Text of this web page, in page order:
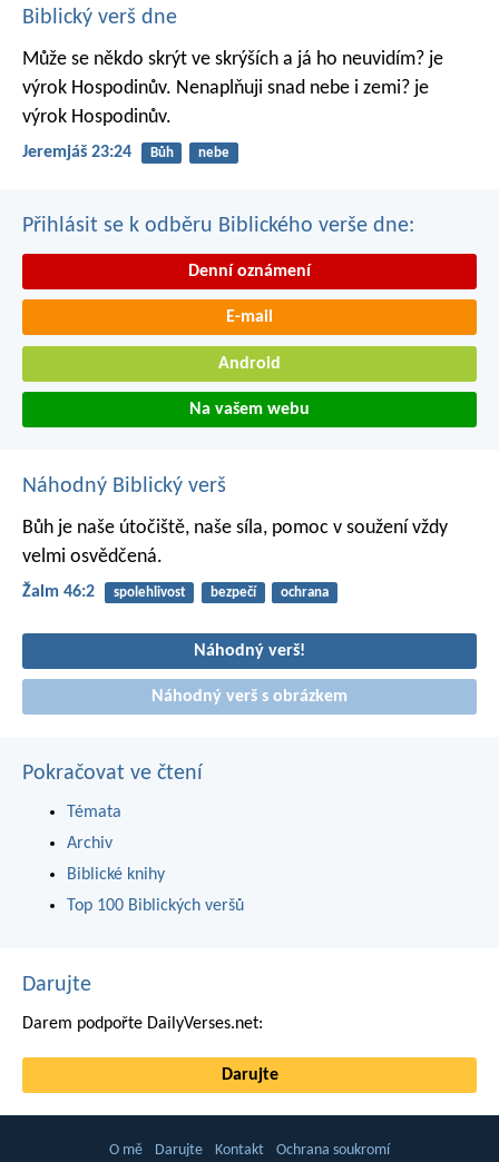
Biblický verš dne
Může se někdo skrýt ve skrýších a já ho neuvidím? je
výrok Hospodinův. Nenaplňuji snad nebe i zemi? je
výrok Hospodinův.
Jeremjáš 23:24 Bůh nebe
Přihlásit se k odběru Biblického verše dne:
Denní oznámení
E-mail
Android
Na vašem webu
Náhodný Biblický verš
Bůh je naše útočiště, naše síla, pomoc v soužení vždy
velmi osvědčená.
Žalm 46:2 spolehlivost bezpečí ochrana
Náhodný verš!
Náhodný verš s obrázkem
Pokračovat ve čtení
Témata
Archiv
Biblické knihy
Top 100 Biblických veršů
Darujte
Darem podpořte DailyVerses.net:
Darujte
O mě Darujte Kontakt Ochrana soukromí